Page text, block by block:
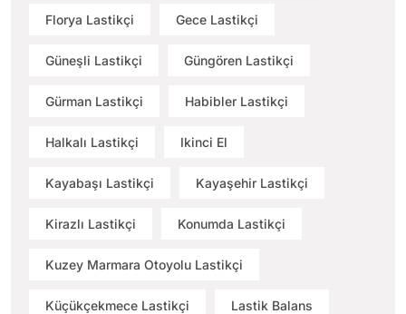
Florya Lastikçi Gece Lastikçi
Güneşli Lastikçi Güngören Lastikçi
Gürman Lastikçi Habibler Lastikçi
Halkalı Lastikçi Ikinci El
Kayabaşı Lastikçi Kayaşehir Lastikçi
Kirazlı Lastikçi Konumda Lastikçi
Kuzey Marmara Otoyolu Lastikçi
Küçükçekmece Lastikçi Lastik Balans